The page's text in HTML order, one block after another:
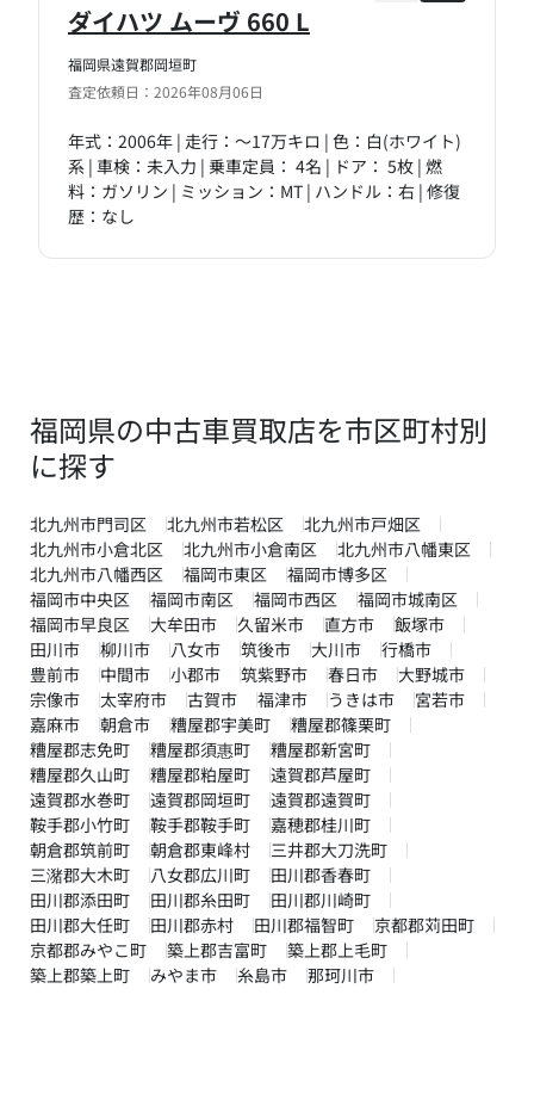
福岡県遠賀郡岡垣町
査定依頼日：2026年08月06日
ダイハツ ムーヴ 660 L
年式：2006年 | 走行：～17万キロ | 色：白(ホワイト)
系 | 車検：未入力 | 乗車定員： 4名 | ドア： 5枚 | 燃
料：ガソリン | ミッション：MT | ハンドル：右 | 修復
歴：なし
福岡県の中古車買取店を市区町村別
に探す
北九州市門司区 北九州市若松区
北九州市戸畑区
北九州市小倉北区
北九州市小倉南区
北九州市八幡東区
北九州市八幡西区
福岡市東区
福岡市博多区
福岡市中央区
福岡市南区 福岡市西区
福岡市城南区
福岡市早良区
大牟田市 久留米市 直方市
飯塚市
田川市
柳川市 八女市 筑後市 大川市
行橋市
豊前市
中間市 小郡市 筑紫野市 春日市
大野城市
宗像市
太宰府市 古賀市 福津市 うきは市
宮若市
嘉麻市
朝倉市 糟屋郡宇美町
糟屋郡篠栗町
糟屋郡志免町
糟屋郡須惠町
糟屋郡新宮町
糟屋郡久山町
糟屋郡粕屋町
遠賀郡芦屋町
遠賀郡水巻町
遠賀郡岡垣町
遠賀郡遠賀町
鞍手郡小竹町
鞍手郡鞍手町
嘉穂郡桂川町
朝倉郡筑前町
朝倉郡東峰村
三井郡大刀洗町
三潴郡大木町
八女郡広川町
田川郡香春町
田川郡添田町
田川郡糸田町
田川郡川崎町
田川郡大任町
田川郡赤村 田川郡福智町
京都郡苅田町
京都郡みやこ町
築上郡吉富町
築上郡上毛町
築上郡築上町
みやま市 糸島市 那珂川市